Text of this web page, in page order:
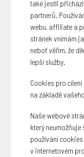
také jestli
partnerů.
webu, affiliate a
stránek vnímám
neboť věřím, že
lepší služby.
Cookies pro
na základě
Naše webové
který
používání
v internetovém